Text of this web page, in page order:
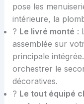
pose les
intérieure, la
? Le livré monté :
assemblée sur
principale
orchestrer le
décoratives.
? Le tout équipé